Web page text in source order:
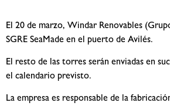
El 20 de marzo, Windar Renovables
SGRE SeaMade en el puerto de Avilés.
El resto de las torres serán enviadas en
el calendario previsto.
La empresa es responsable de la